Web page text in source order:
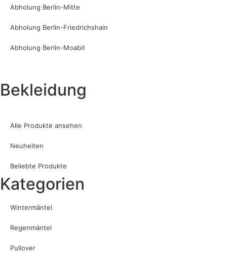
Abholung Berlin-Mitte
Abholung Berlin-Friedrichshain
Abholung Berlin-Moabit
Bekleidung
Alle Produkte ansehen
Neuheiten
Beliebte Produkte
Kategorien
Wintermäntel
Regenmäntel
Pullover